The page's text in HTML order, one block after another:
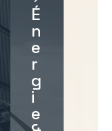
É
n
e
r
g
i
e